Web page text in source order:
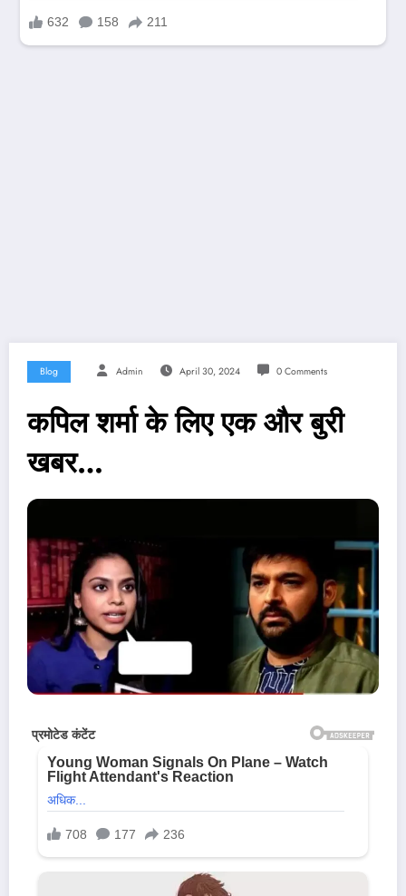
Blog Admin April 30, 2024 0 Comments
कपिल शर्मा के लिए एक और बुरी
खबर…